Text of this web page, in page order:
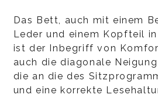
Das Bett, auch mit einem
Leder und einem Kopfteil
ist der Inbegriff von
auch die diagonale
die an die des
und eine korrekte